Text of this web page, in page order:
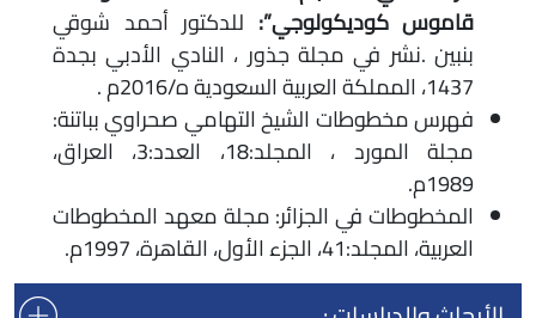
قاموس كوديكولوجي”:للدكتور أحمد شوقي
بنبين .نشر في مجلة جذور ، النادي الأدبي بجدة
1437، المملكة العربية السعودية ه/2016م .
فهرس مخطوطات الشيخ التهامي صحراوي بباتنة:
مجلة المورد ، المجلد:18، العدد:3، العراق،
1989م.
المخطوطات في الجزائر: مجلة معهد المخطوطات
العربية، المجلد:41، الجزء الأول، القاهرة، 1997م.